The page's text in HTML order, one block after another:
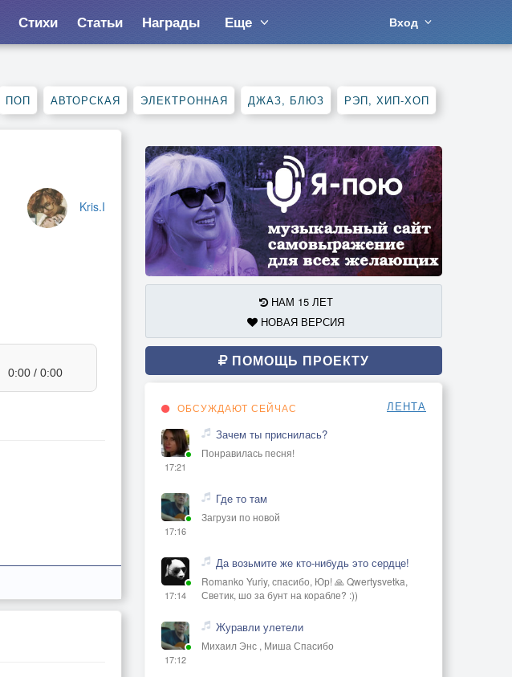
Стихи Статьи Награды Еще Вход
ПОП АВТОРСКАЯ ЭЛЕКТРОННАЯ ДЖАЗ, БЛЮЗ РЭП, ХИП-ХОП
Kris.I
0:00 / 0:00
НАМ 15 ЛЕТ
НОВАЯ ВЕРСИЯ
ПОМОЩЬ ПРОЕКТУ
ОБСУЖДАЮТ СЕЙЧАС ЛЕНТА
17:21
Зачем ты приснилась?
Понравилась песня!
17:16
Где то там
Загрузи по новой
17:14
Да возьмите же кто-нибудь это сердце!
Romanko Yuriy, спасибо, Юр! 🙏 Qwertysvetka,
Светик, шо за бунт на корабле? :))
17:12
Журавли улетели
Михаил Энс , Миша Спасибо